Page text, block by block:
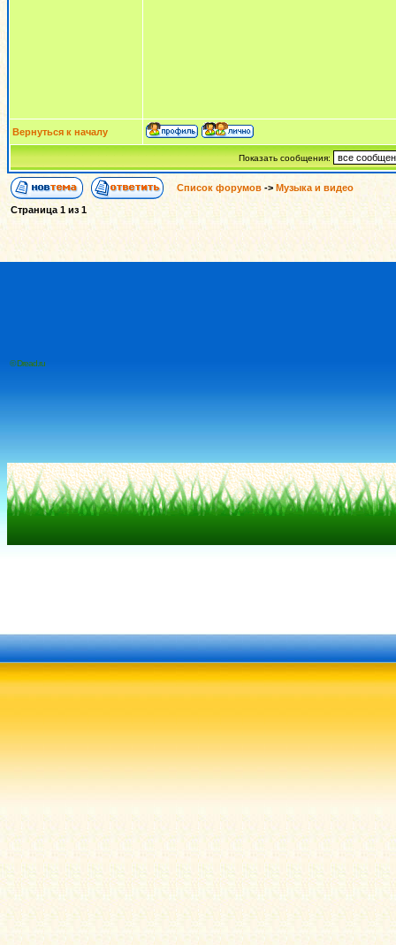
Вернуться к началу
Показать сообщения:
Список форумов -> Музыка и видео
Страница1из1
© Dread.ru